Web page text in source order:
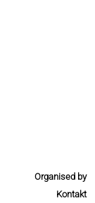
Organised by
Kontakt